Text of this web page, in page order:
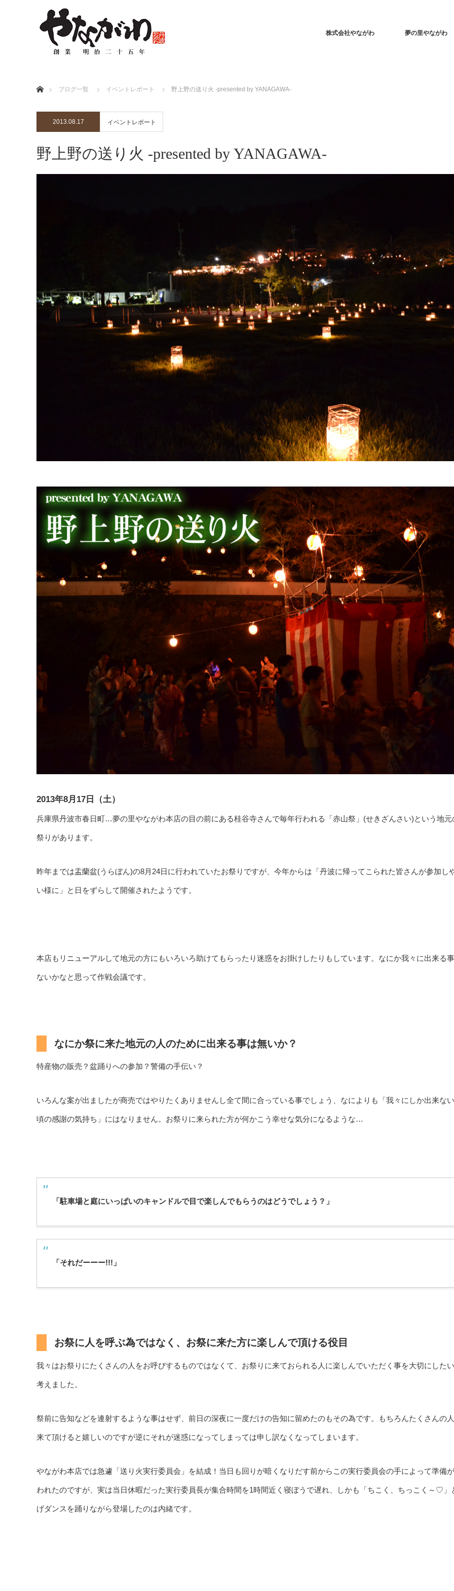
株式会社やながわ 夢の里やながわ
ブログ一覧
イベントレポート 野上野の送り火 -presented by YANAGAWA-
2013.08.17 イベントレポート
野上野の送り火 -presented by YANAGAWA-
2013年8月17日（土）
兵庫県丹波市春日町…夢の里やながわ本店の目の前にある桂谷寺さんで毎年行われる「赤山祭」(せきざんさい)という地元
祭りがあります。
昨年までは盂蘭盆(うらぼん)の8月24日に行われていたお祭りですが、今年からは「丹波に帰ってこられた皆さんが参加し
い様に」と日をずらして開催されたようです。
本店もリニューアルして地元の方にもいろいろ助けてもらったり迷惑をお掛けしたりもしています。なにか我々に出来る
ないかなと思って作戦会議です。
なにか祭に来た地元の人のために出来る事は無いか？
特産物の販売？盆踊りへの参加？警備の手伝い？
いろんな案が出ましたが商売ではやりたくありませんし全て間に合っている事でしょう、なによりも「我々にしか出来な
頃の感謝の気持ち」にはなりません。お祭りに来られた方が何かこう幸せな気分になるような…
「駐車場と庭にいっぱいのキャンドルで目で楽しんでもらうのはどうでしょう？」
「それだーーー!!!」
お祭に人を呼ぶ為ではなく、お祭に来た方に楽しんで頂ける役目
我々はお祭りにたくさんの人をお呼びするものではなくて、お祭りに来ておられる人に楽しんでいただく事を大切にした
考えました。
祭前に告知などを連射するような事はせず、前日の深夜に一度だけの告知に留めたのもその為です。もちろんたくさんの
来て頂けると嬉しいのですが逆にそれが迷惑になってしまっては申し訳なくなってしまいます。
やながわ本店では急遽「送り火実行委員会」を結成！当日も回りが暗くなりだす前からこの実行委員会の手によって準備
われたのですが、実は当日休暇だった実行委員長が集合時間を1時間近く寝ぼうで遅れ、しかも「ちこく、ちっこく～♡」
げダンスを踊りながら登場したのは内緒です。